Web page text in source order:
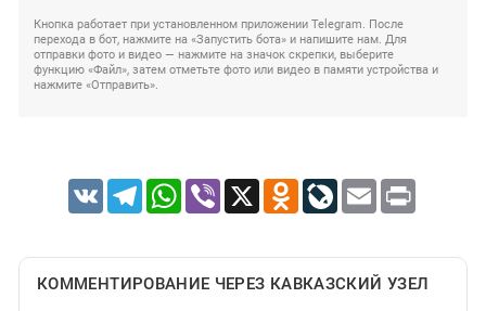
Кнопка работает при установленном приложении Telegram. После
перехода в бот, нажмите на «Запустить бота» и напишите нам. Для
отправки фото и видео — нажмите на значок скрепки, выберите
функцию «Файл», затем отметьте фото или видео в памяти устройства и
нажмите «Отправить».
VK TelegramWhatsApp
Viber X Odnoklassniki
LiveJournal
Email Print
КОММЕНТИРОВАНИЕ ЧЕРЕЗ КАВКАЗСКИЙ УЗЕЛ